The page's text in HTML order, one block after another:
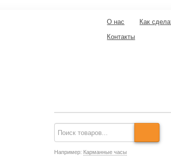
О нас Как
Контакты
Например: Карманные часы